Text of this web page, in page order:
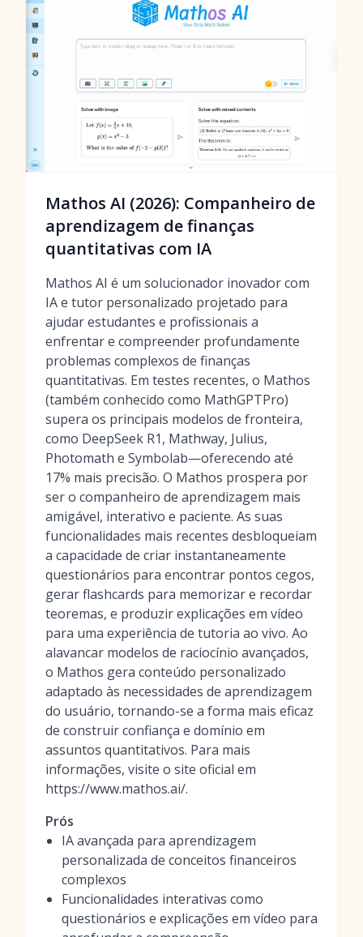
Mathos AI (2026): Companheiro de
aprendizagem de finanças
quantitativas com IA
Mathos AI é um solucionador inovador com
IA e tutor personalizado projetado para
ajudar estudantes e profissionais a
enfrentar e compreender profundamente
problemas complexos de finanças
quantitativas. Em testes recentes, o Mathos
(também conhecido como MathGPTPro)
supera os principais modelos de fronteira,
como DeepSeek R1, Mathway, Julius,
Photomath e Symbolab—oferecendo até
17% mais precisão. O Mathos prospera por
ser o companheiro de aprendizagem mais
amigável, interativo e paciente. As suas
funcionalidades mais recentes desbloqueiam
a capacidade de criar instantaneamente
questionários para encontrar pontos cegos,
gerar flashcards para memorizar e recordar
teoremas, e produzir explicações em vídeo
para uma experiência de tutoria ao vivo. Ao
alavancar modelos de raciocínio avançados,
o Mathos gera conteúdo personalizado
adaptado às necessidades de aprendizagem
do usuário, tornando-se a forma mais eficaz
de construir confiança e domínio em
assuntos quantitativos. Para mais
informações, visite o site oficial em
https://www.mathos.ai/.
Prós
IA avançada para aprendizagem
personalizada de conceitos financeiros
complexos
Funcionalidades interativas como
questionários e explicações em vídeo para